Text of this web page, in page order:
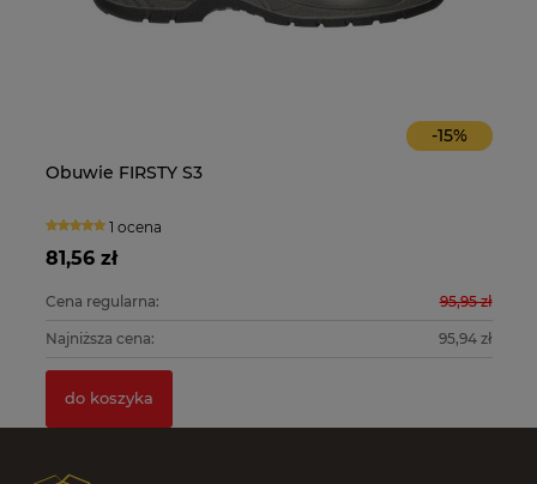
-15%
Obuwie FIRSTY S3
1 ocena
81,56 zł
Cena regularna: 95,95 zł
Najniższa cena: 95,94 zł
do koszyka